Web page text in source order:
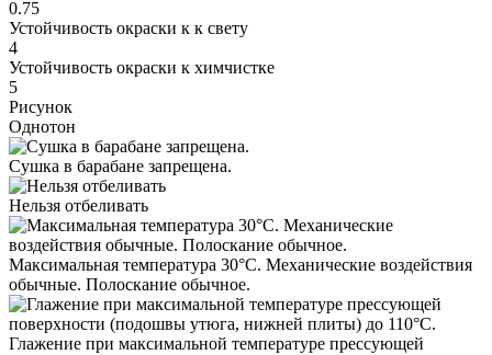
0.75
Устойчивость окраски к к свету
4
Устойчивость окраски к химчистке
5
Рисунок
Однотон
Сушка в барабане запрещена.
Нельзя отбеливать
Максимальная температура 30°С. Механические воздействия
обычные. Полоскание обычное.
Глажение при максимальной температуре прессующей